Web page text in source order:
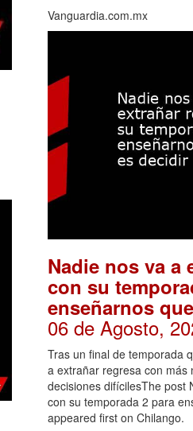
Vanguardia.com.mx
Nadie nos va a
con su
enseñarnos
06 de Agosto,
Tras un final de temporada
a extrañar regresa con más
decisiones difícilesThe post
con su temporada 2 para
appeared first on Chilango.